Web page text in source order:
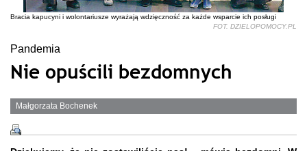
Bracia kapucyni i wolontariusze wyrażają wdzięczność za każde wsparcie ich posługi
FOT. DZIELOPOMOCY.PL
Pandemia
Nie opuścili bezdomnych
Małgorzata Bochenek